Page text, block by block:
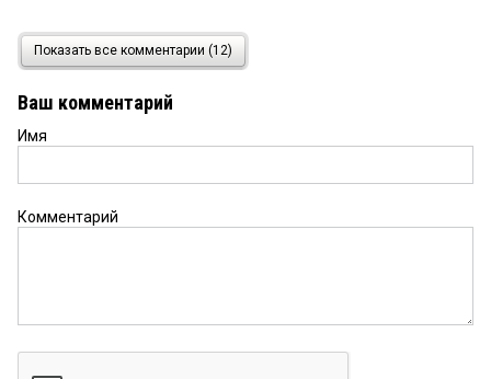
Вал 24 мая 2023 в 22:03:
В области фактически нет капитальных газовых
заправок, 90% это передвижные потому что
реализация пропан- бутана на селе в разы а
городской капитальной газовой заправки, на
так как реализация(и соответственно заработок)
там не более 2000 литров. Отсюда всевозможная
экономия на безопасности, налогах, зарплатах и
идут на ухищрения — " понижают,, разрешенное
Показать все комментарии (12)
Ваш комментарий
Имя
Комментарий